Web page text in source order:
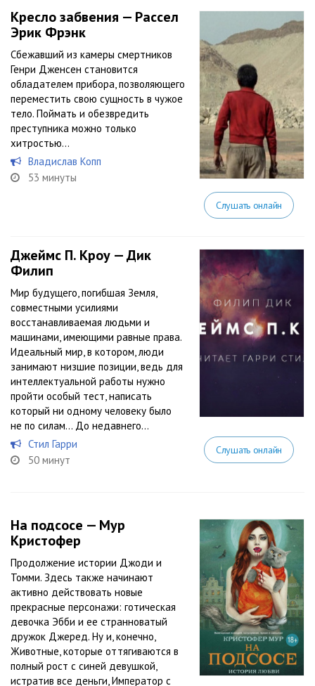
Кресло забвения — Рассел
Эрик Фрэнк
Сбежавший из камеры смертников
Генри Дженсен становится
обладателем прибора, позволяющего
переместить свою сущность в чужое
тело. Поймать и обезвредить
преступника можно только
хитростью…
Владислав Копп
53 минуты
Слушать онлайн
Джеймс П. Кроу — Дик
Филип
Мир будущего, погибшая Земля,
совместными усилиями
восстанавливаемая людьми и
машинами, имеющими равные права.
Идеальный мир, в котором, люди
занимают низшие позиции, ведь для
интеллектуальной работы нужно
пройти особый тест, написать
который ни одному человеку было
не по силам… До недавнего...
Стил Гарри
50 минут
Слушать онлайн
На подсосе — Мур
Кристофер
Продолжение истории Джоди и
Томми. Здесь также начинают
активно действовать новые
прекрасные персонажи: готическая
девочка Эбби и ее странноватый
дружок Джеред. Ну и, конечно,
Животные, которые оттягиваются в
полный рост с синей девушкой,
истратив все деньги, Император с